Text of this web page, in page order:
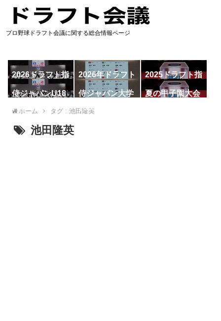
プロ野球ドラフト会議に関する総合情報ページ
2026ドラフト指
名予想
2026年ドラフト
候補
2025ドラフト指
名一覧
侍ジャパンU18
代表
侍ジャパン大学
代表
夏の甲子園大会
ホーム タグ : 池田隆英
池田隆英